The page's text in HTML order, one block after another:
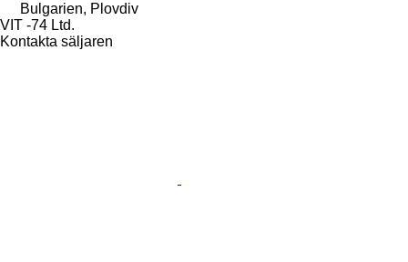
Bulgarien, Plovdiv
VIT -74 Ltd.
Kontakta säljaren